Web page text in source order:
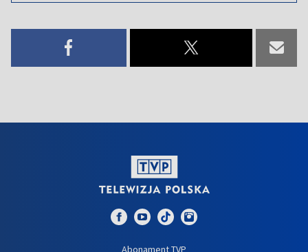
Abonament TVP